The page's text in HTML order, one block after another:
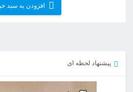
افزودن به سبد
پیشنهاد لحظه ای